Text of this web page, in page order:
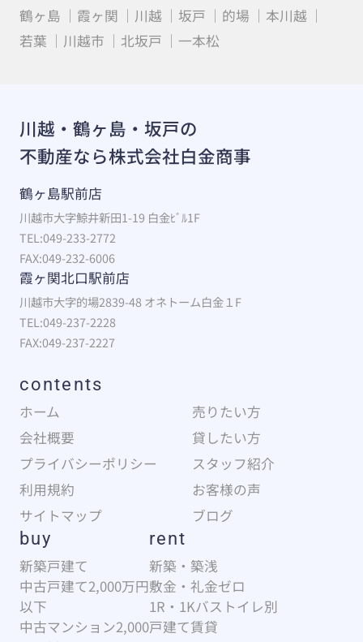
鶴ヶ島
霞ヶ関 川越 坂戸 的場
本川越
若葉
川越市 北坂戸 一本松
川越・鶴ヶ島・坂戸の
不動産なら株式会社白金商事
鶴ヶ島駅前店
川越市大字鯨井新田1-19 白金ﾋﾞﾙ1F
TEL:049-233-2772
FAX:049-232-6006
霞ヶ関北口駅前店
川越市大字的場2839-48 オネトーム白金１F
TEL:049-237-2228
FAX:049-237-2227
contents
ホーム
売りたい方
会社概要
貸したい方
プライバシーポリシー
スタッフ紹介
利用規約
お客様の声
サイトマップ
ブログ
buy
新築戸建て
中古戸建て2,000万円
以下
中古マンション2,000
rent
新築・築浅
敷金・礼金ゼロ
1R・1Kバストイレ別
戸建て賃貸